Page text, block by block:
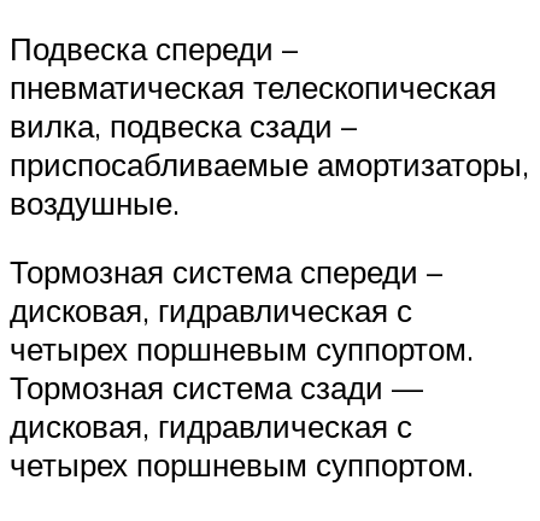
Подвеска спереди –
пневматическая телескопическая
вилка, подвеска сзади –
приспосабливаемые амортизаторы,
воздушные.
Тормозная система спереди –
дисковая, гидравлическая с
четырех поршневым суппортом.
Тормозная система сзади —
дисковая, гидравлическая с
четырех поршневым суппортом.